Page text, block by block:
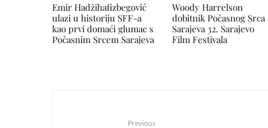
Emir Hadžihafizbegović
ulazi u historiju SFF-a
kao prvi domaći glumac s
Počasnim Srcem Sarajeva
Woody Harrelson
dobitnik Počasnog Srca
Sarajeva 32. Sarajevo
Film Festivala
Previous